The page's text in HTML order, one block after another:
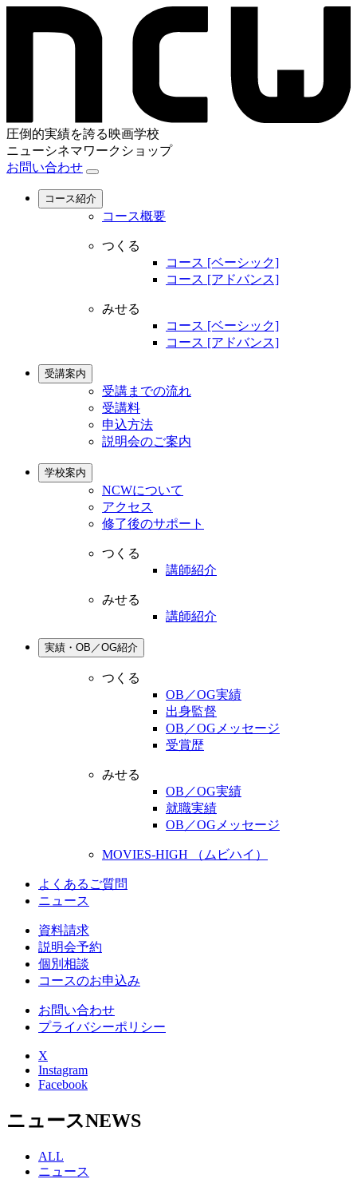
圧倒的実績を誇る映画学校
ニューシネマワークショップ
お問い合わせ
コース紹介
コース概要
つくる
コース [ベーシック]
コース [アドバンス]
みせる
コース [ベーシック]
コース [アドバンス]
受講案内
受講までの流れ
受講料
申込方法
説明会のご案内
学校案内
NCWについて
アクセス
修了後のサポート
つくる
講師紹介
みせる
講師紹介
実績・OB／OG紹介
つくる
OB／OG実績
出身監督
OB／OGメッセージ
受賞歴
みせる
OB／OG実績
就職実績
OB／OGメッセージ
MOVIES-HIGH （ムビハイ）
よくあるご質問
ニュース
資料請求
説明会予約
個別相談
コースのお申込み
お問い合わせ
プライバシーポリシー
X
Instagram
Facebook
ニュースNEWS
ALL
ニュース